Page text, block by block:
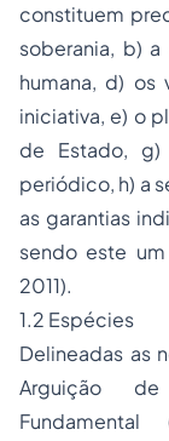
constituem
soberania, b)
humana, d) os
iniciativa, e) o
de Estado,
periódico, h) a
as garantias
sendo este um
2011).
1.2 Espécies
Delineadas as
Arguição